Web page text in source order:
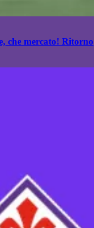
che mercato! Ritorno